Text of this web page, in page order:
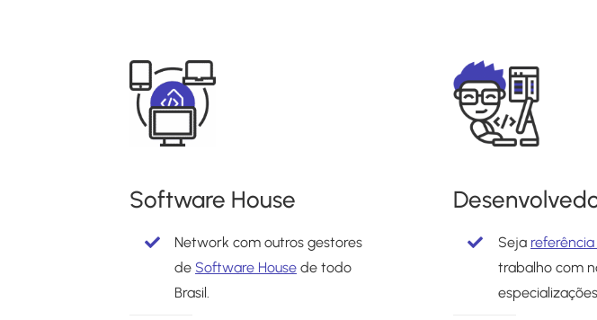
Software House
Network com outros gestores
de Software House de todo
Brasil.
Seja
trabalho com